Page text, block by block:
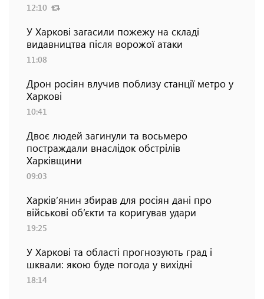
12:10
У Харкові загасили пожежу на складі
видавництва після ворожої атаки
11:08
Дрон росіян влучив поблизу станції метро у
Харкові
10:41
Двоє людей загинули та восьмеро
постраждали внаслідок обстрілів
Харківщини
09:03
Харків’янин збирав для росіян дані про
військові об’єкти та коригував удари
19:25
У Харкові та області прогнозують град і
шквали: якою буде погода у вихідні
18:14